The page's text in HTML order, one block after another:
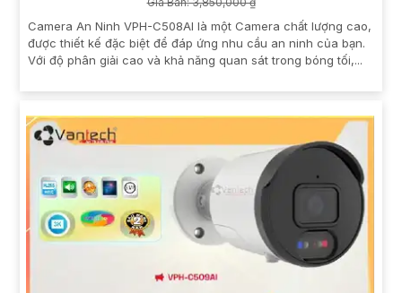
Camera An Ninh VPH-C508AI là một Camera chất lượng cao,
được thiết kế đặc biệt để đáp ứng nhu cầu an ninh của bạn.
Với độ phân giải cao và khả năng quan sát trong bóng tối,...